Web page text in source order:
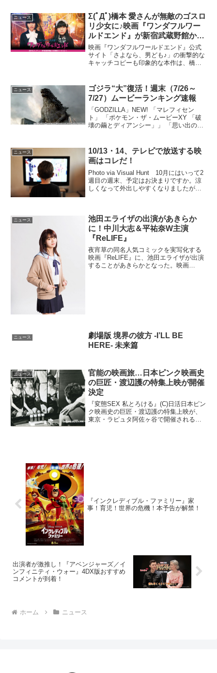
ニュース
Σ(ﾟДﾟ)橋本 愛さんが無敵のゴスロ
リ少女に♪映画『ワンダフルワー
ルドエンド』が新宿武蔵野館から
公開スタート！
映画『ワンダフルワールドエンド』公式
サイト「さよなら、男ども♪」の衝撃的な
キャッチコピーも印象的な本作は、橋本
ビー♪昨年シングル「きゅるきゅる」でメ
ジャー...
ニュース
ゴジラ“大”復活！週末（7/26～
7/27）ムービーランキング速報
「GODZILLA」NEW! 「マレフィセン
ト」 「ポケモン・ザ・ムービーXY 「破
壊の繭とディアンシー」」 「思い出のマ
戦隊トッキュウジャー THE MOVIE...
ニュース
10/13・14、テレビで放送する映
画はコレだ！
Photo via Visual Hunt 10月にはいって2
週目の週末、予定はお決まりですか。涼
しくなって外出しやすくなりましたが、
ニュース
池田エライザの出演があきらか
に！中川大志＆平祐奈W主演
『ReLIFE』
夜宵草の同名人気コミックを実写化する
映画『ReLIFE』に、池田エライザが出演
することがあきらかとなった。映画
ニュース
劇場版 境界の彼方 -I’LL BE
HERE- 未来篇
ニュース
官能の映画旅…日本ピンク映画史
の巨匠・渡辺護の特集上映が開催
決定
『変態SEX 私とろける』(C)日活日本ピン
ク映画史の巨匠・渡辺護の特集上映が、
東京・ラピュタ阿佐ヶ谷で開催されるこ
『インクレディブル・ファミリー』家
事！育児！世界の危機！本予告が解禁！
出演者が激推し！『アベンジャーズ／イ
ンフィニティ・ウォー』4DX版おすすめ
コメントが到着！
ホーム ニュース